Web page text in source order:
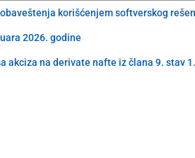
korišćenjem softverskog
2026. godine
na derivate nafte iz člana 9. stav